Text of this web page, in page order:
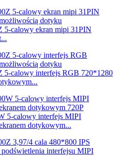
5-calowy ekran mipi 31PIN
5-calowy interfejs RGB 720*1280
5-calowy interfejs MIPI
dotykowym...